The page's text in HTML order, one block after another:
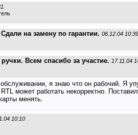
на замену по гарантии. 06.12.04 10:39
Всем спасибо за участие. 17.11.04
я знаю что он рабочий. Я
может работать некорректно.
менять.
10:10